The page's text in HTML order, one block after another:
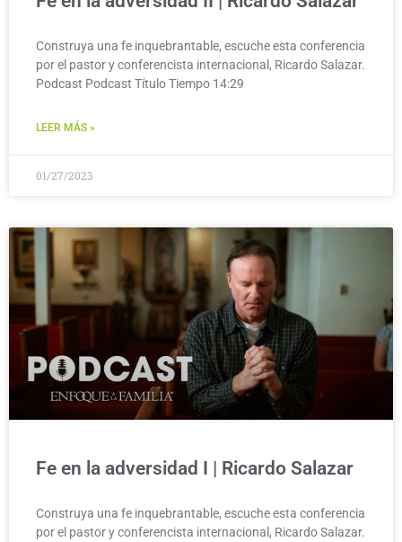
Construya una fe inquebrantable, escuche esta conferencia
por el pastor y conferencista internacional, Ricardo Salazar.
Podcast Podcast Título Tiempo 14:29
LEER MÁS »
01/27/2023
Fe en la adversidad I | Ricardo Salazar
Construya una fe inquebrantable, escuche esta conferencia
por el pastor y conferencista internacional, Ricardo Salazar.